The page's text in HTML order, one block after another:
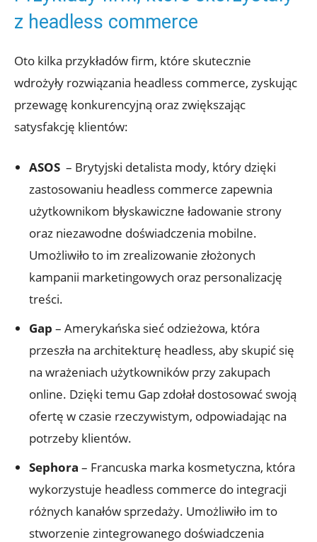
z headless commerce
Oto kilka przykładów firm, które skutecznie
wdrożyły rozwiązania⁣ headless commerce, zyskując
przewagę konkurencyjną oraz zwiększając
satysfakcję klientów:
ASOS ⁢ – Brytyjski‍ detalista mody, który‌ dzięki
zastosowaniu ​headless commerce zapewnia
użytkownikom błyskawiczne ładowanie strony
oraz niezawodne doświadczenia mobilne.
Umożliwiło ​to im zrealizowanie złożonych
kampanii marketingowych oraz personalizację
treści.
Gap – Amerykańska sieć odzieżowa,⁣ która
przeszła na architekturę headless, aby skupić ‌się⁢
na wrażeniach‌ użytkowników przy zakupach
online. Dzięki temu Gap zdołał dostosować ‌swoją
ofertę w ​czasie ‌rzeczywistym, odpowiadając na
potrzeby klientów.
Sephora – Francuska marka ​kosmetyczna, która
wykorzystuje headless commerce do‍ integracji
różnych kanałów sprzedaży. Umożliwiło im to
stworzenie zintegrowanego doświadczenia⁤